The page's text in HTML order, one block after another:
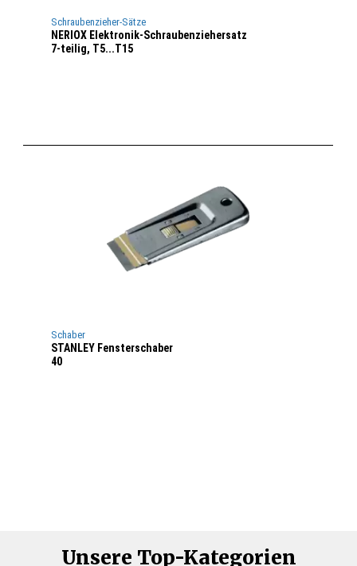
Schraubenzieher-Sätze
NERIOX Elektronik-Schraubenziehersatz
7-teilig, T5...T15
Schaber
STANLEY Fensterschaber
40
Unsere Top-Kategorien